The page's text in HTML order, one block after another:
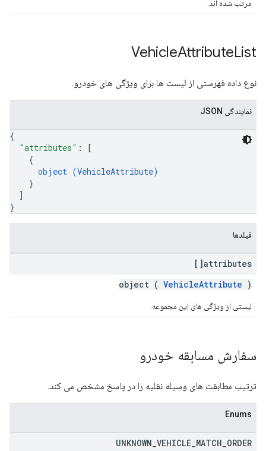
مرتب شده اند.
VehicleAttributeList
نوع داده فهرستی از لیست ها برای ویژگی های خودرو.
نمایندگی JSON
{
"attributes" :
[
{
object (VehicleAttribute)
}
]
}
فیلدها
attributes[]
object ( VehicleAttribute )
لیستی از ویژگی های این مجموعه.
سفارش مسابقه خودرو
ترتیب مطابقت های وسیله نقلیه را در پاسخ مشخص می کند.
Enums
UNKNOWN VEHICLE MATCH ORDER